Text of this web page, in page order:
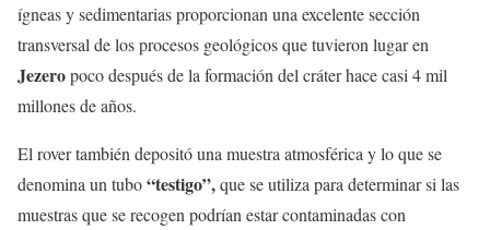
ígneas y sedimentarias proporcionan una excelente sección
transversal de los procesos geológicos que tuvieron lugar en
Jezeropoco después de la formación del cráter hace casi 4 mil
millones de años.
El rover también depositó una muestra atmosférica y lo que se
denomina un tubo“testigo”,que se utiliza para determinar si las
muestras que se recogen podrían estar contaminadas con